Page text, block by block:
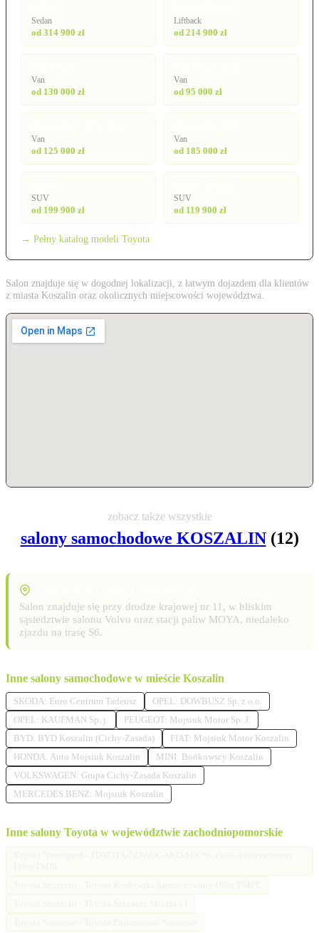
Sedan
od 314 900 zł
Liftback
od 214 900 zł
Van
od 130 000 zł
Van
od 95 000 zł
Van
od 125 000 zł
Van
od 185 000 zł
SUV
od 199 900 zł
SUV
od 119 900 zł
→ Pełny katalog modeli Toyota
Salon znajduje się w dogodnej lokalizacji, z łatwym dojazdem dla klientów
z miasta Koszalin oraz okolicznych miejscowości województwa.
zobacz także wszystkie
salony samochodowe KOSZALIN(12)
Salon znajduje się przy drodze krajowej nr 11, w bliskim
sąsiedztwie salonu Volvo oraz stacji paliw MOYA, niedaleko
zjazdu na trasę S6.
Inne salony samochodowe w mieście Koszalin
SKODA: Euro Centrum Tadeusz
OPEL: DOWBUSZ Sp. z o.o.
OPEL: KAUFMAN Sp. j.
PEUGEOT: Mojsiuk Motor Sp. J.
BYD: BYD Koszalin (Cichy-Zasada)
FIAT: Mojsiuk Motor Koszalin
HONDA: Auto Mojsiuk Koszalin
MINI: Bońkowscy Koszalin
VOLKSWAGEN: Grupa Cichy-Zasada Koszalin
MERCEDES BENZ: Mojsiuk Koszalin
Inne salony Toyota w województwie zachodniopomorskie